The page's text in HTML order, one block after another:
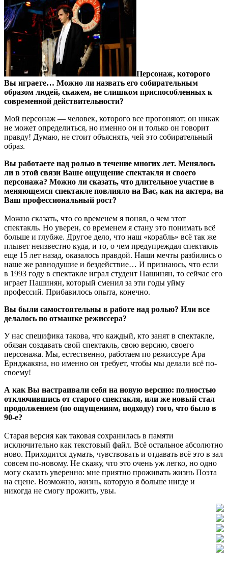
Персонаж, которого
Вы играете… Можно ли назвать его собирательным
образом людей, скажем, не слишком приспособленных к
современной действительности?
Мой персонаж — человек, которого все прогоняют; он никак
не может определиться, но именно он и только он говорит
правду! Думаю, не стоит объяснять, чей это собирательный
образ.
Вы работаете над ролью в течение многих лет. Менялось
ли в этой связи Ваше ощущение спектакля и своего
персонажа? Можно ли сказать, что длительное участие в
меняющемся спектакле повлияло на Вас, как на актера, на
Ваш профессиональный рост?
Можно сказать, что со временем я понял, о чем этот
спектакль. Но уверен, со временем я стану это понимать всё
больше и глубже. Другое дело, что наш «корабль» всё так же
плывет неизвестно куда, и то, о чем предупреждал спектакль
еще 15 лет назад, оказалось правдой. Наши мечты разбились о
наше же равнодушие и бездействие… И признаюсь, что если
в 1993 году в спектакле играл студент Пашинян, то сейчас его
играет Пашинян, который сменил за эти годы уйму
профессий. Прибавилось опыта, конечно.
Вы были самостоятельны в работе над ролью? Или все
делалось по отмашке режиссера?
У нас специфика такова, что каждый, кто занят в спектакле,
обязан создавать свой спектакль, свою версию, своего
персонажа. Мы, естественно, работаем по режиссуре Ара
Ернджакяна, но именно он требует, чтобы мы делали всё по-
своему!
А как Вы настраивали себя на новую версию: полностью
отключившись от старого спектакля, или же новый стал
продолжением (по ощущениям, подходу) того, что было в
90-е?
Старая версия как таковая сохранилась в памяти
исключительно как текстовый файл. Всё остальное абсолютно
ново. Приходится думать, чувствовать и отдавать всё это в зал
совсем по-новому. Не скажу, что это очень уж легко, но одно
могу сказать уверенно: мне приятно проживать жизнь Поэта
на сцене. Возможно, жизнь, которую я больше нигде и
никогда не смогу прожить, увы.